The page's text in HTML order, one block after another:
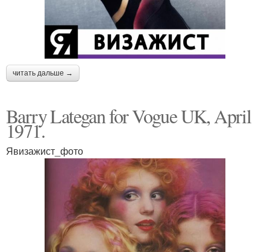
читать дальше →
Barry Lategan for Vogue UK, April
1971.
Явизажист_фото